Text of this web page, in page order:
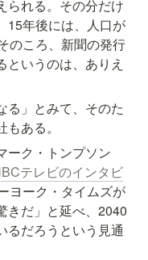
られる。その分だけ
15年後には、人口が
のころ、新聞の発行
いうのは、ありえ
る」とみて、そのた
ある。
ーク・トンプソン
テレビのインタビ
ヨーク・タイムズが
きだ」と延べ、2040
るだろうという見通